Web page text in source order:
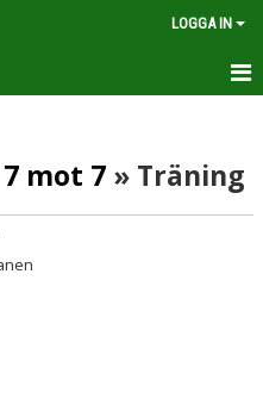
LOGGA IN
mot 7 » Träning